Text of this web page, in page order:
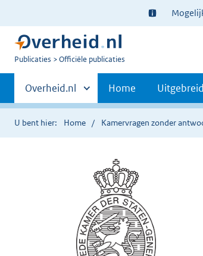
Ter
informatie:
U
Publicaties Officiële publicaties
Primaire
navigatie
Andere
sites
binnen
Overheid.nl Home
U bent hier: Home Kamervragen zonder